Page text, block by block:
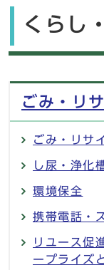
くらし
メインメ
ごみ・リ
ごみ・リサ
し尿・浄化
環境保全
携帯電話・
リユース促
ープライズ